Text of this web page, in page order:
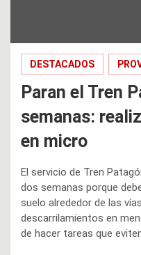
DESTACADOS
Paran el Tren
semanas:
en micro
El servicio de Tren
dos semanas porque
suelo alrededor de las
descarrilamientos en
de hacer tareas que